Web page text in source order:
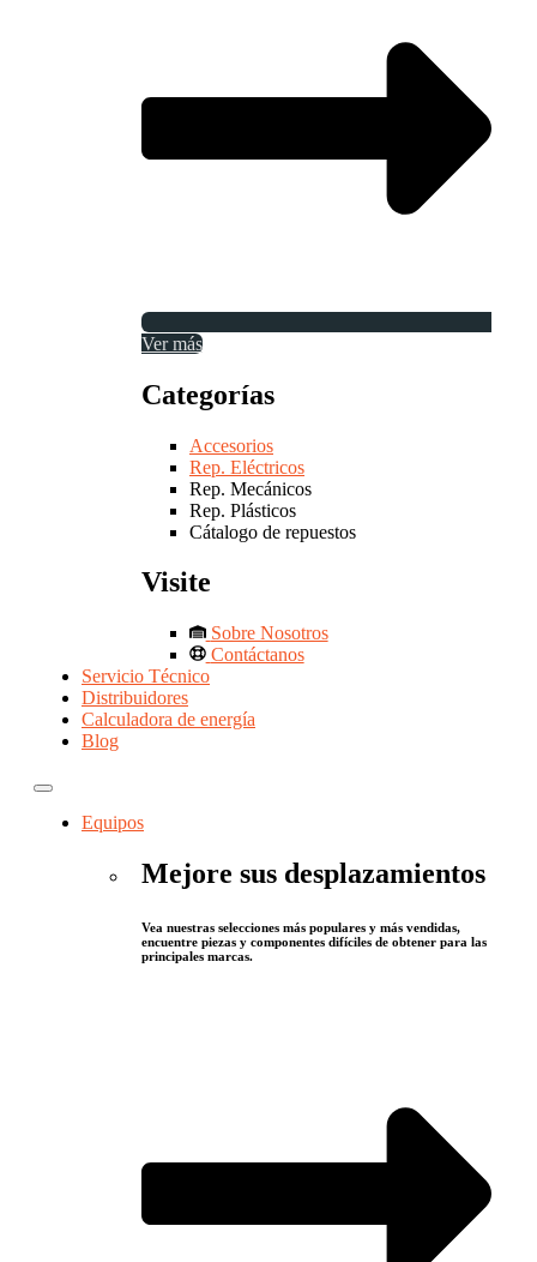
Ver más
Categorías
Accesorios
Rep. Eléctricos
Rep. Mecánicos
Rep. Plásticos
Cátalogo de repuestos
Visite
Sobre Nosotros
Contáctanos
Servicio Técnico
Distribuidores
Calculadora de energía
Blog
Equipos
Mejore sus desplazamientos
Vea nuestras selecciones más populares y más vendidas,
encuentre piezas y componentes difíciles de obtener para las
principales marcas.